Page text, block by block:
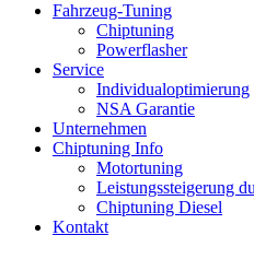
Fahrzeug-Tuning
Chiptuning
Powerflasher
Service
Individualoptimierung
NSA Garantie
Unternehmen
Chiptuning Info
Motortuning
Leistungssteigerung
Chiptuning Diesel
Kontakt